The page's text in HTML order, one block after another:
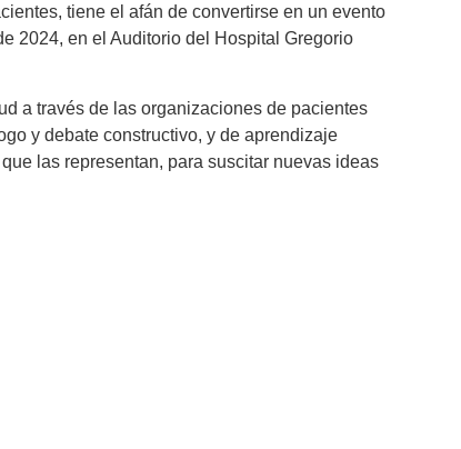
tiene el afán de convertirse en un evento
2024, en el Auditorio del Hospital Gregorio
a través de las organizaciones de pacientes
y debate constructivo, y de aprendizaje
las representan, para suscitar nuevas ideas